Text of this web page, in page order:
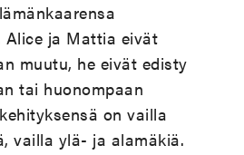
Alice ja Mattia eivät
muutu, he eivät edisty
tai huonompaan
on vailla
vailla ylä- ja alamäkiä.